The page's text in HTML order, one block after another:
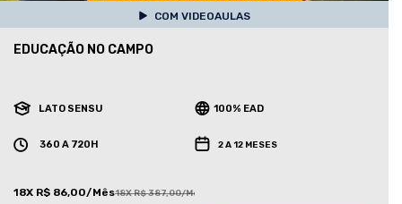
COM VIDEOAULAS
EDUCAÇÃO NO CAMPO
LATO SENSU 100% EAD
360 A 720H 2 A 12 MESES
18X R$ 86,00/Mês18X R$ 387,00/Mês